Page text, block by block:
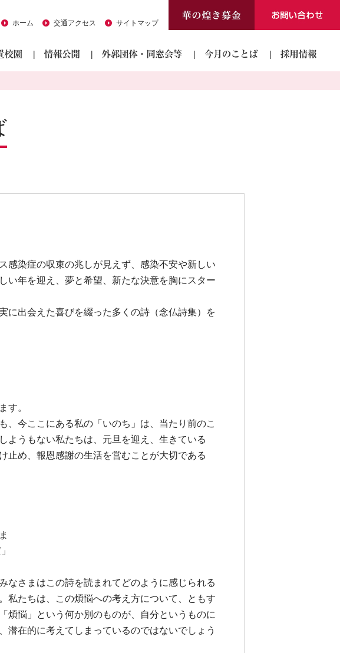
ホーム 交通アクセス サイトマップ
染症の収束の兆しが見えず、感染不安や新しい
い年を迎え、夢と希望、新たな決意を胸にスター
出会えた喜びを綴った多くの詩（念仏詩集）を
す。
今ここにある私の「いのち」は、当たり前のこ
ようもない私たちは、元旦を迎え、生きている
止め、報恩感謝の生活を営むことが大切である
さまはこの詩を読まれてどのように感じられる
私たちは、この煩悩への考え方について、ともす
煩悩」という何か別のものが、自分というものに
潜在的に考えてしまっているのではないでしょう